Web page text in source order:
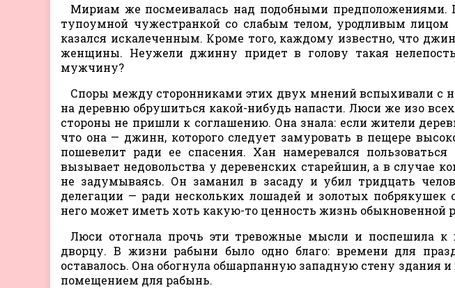
Мириам же посмеивалась над подобными
тупоумной чужестранкой со слабым телом, уродливым
казался искалеченным. Кроме того, каждому известно, что
женщины. Неужели джинну придет в голову такая
мужчину?
Споры между сторонниками этих двух мнений вспыхивали с
на деревню обрушиться какой-нибудь напасти. Люси же изо
стороны не пришли к соглашению. Она знала: если жители
что она — джинн, которого следует замуровать в пещере
пошевелит ради ее спасения. Хан намеревался
вызывает недовольства у деревенских старейшин, а в случае
не задумываясь. Он заманил в засаду и убил тридцать
делегации — ради нескольких лошадей и золотых
него может иметь хоть какую-то ценность жизнь обыкновенной
Люси отогнала прочь эти тревожные мысли и поспешила к
дворцу. В жизни рабыни было одно благо: времени для
оставалось. Она обогнула обшарпанную западную стену здания
помещением для рабынь.